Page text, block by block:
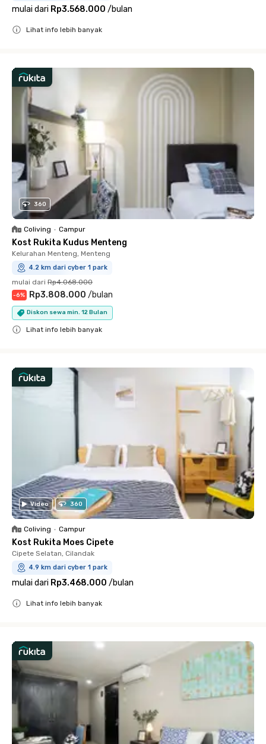
mulai dari Rp3.568.000 /bulan
Lihat info lebih banyak
360
Coliving • Campur
Kost Rukita Kudus Menteng
Kelurahan Menteng, Menteng
4.2 km dari cyber 1 park
mulai dari Rp4.068.000
-6% Rp3.808.000 /bulan
Diskon sewa min. 12 Bulan
Lihat info lebih banyak
Video 360
Coliving • Campur
Kost Rukita Moes Cipete
Cipete Selatan, Cilandak
4.9 km dari cyber 1 park
mulai dari Rp3.468.000 /bulan
Lihat info lebih banyak